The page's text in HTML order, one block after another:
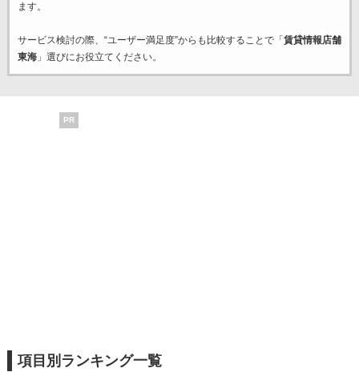
ます。
サービス検討の際、“ユーザー満足度”からも比較することで「 賃貸情報店舗
東海」選びにお役立てください。
PR
項目別ランキング一覧